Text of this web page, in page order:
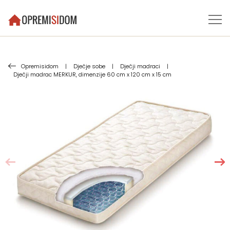
Opremisidom | Dječje sobe | Dječji madraci
|
Dječji madrac MERKUR, dimenzije 60 cm x 120 cm x 15 cm